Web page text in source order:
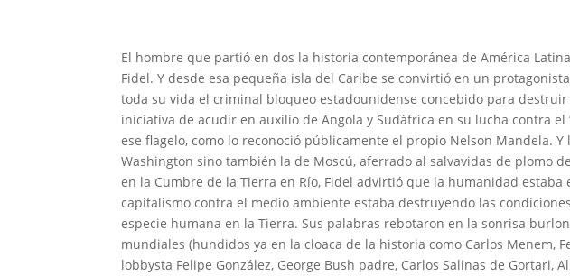
El hombre que partió en dos la historia contemporánea de América
Fidel. Y desde esa pequeña isla del Caribe se convirtió en un
toda su vida el criminal bloqueo estadounidense concebido para
iniciativa de acudir en auxilio de Angola y Sudáfrica en su lucha contra el
ese flagelo, como lo reconoció públicamente el propio Nelson Mandela.
Washington sino también la de Moscú, aferrado al salvavidas de plomo
en la Cumbre de la Tierra en Río, Fidel advirtió que la humanidad
capitalismo contra el medio ambiente estaba destruyendo las
especie humana en la Tierra. Sus palabras rebotaron en la sonrisa
mundiales (hundidos ya en la cloaca de la historia como Carlos Menem,
lobbysta Felipe González, George Bush padre, Carlos Salinas de Gortari,